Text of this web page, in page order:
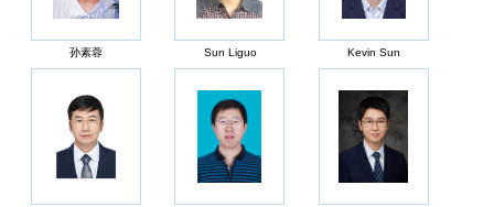
孙素蓉 Sun Liguo Kevin Sun